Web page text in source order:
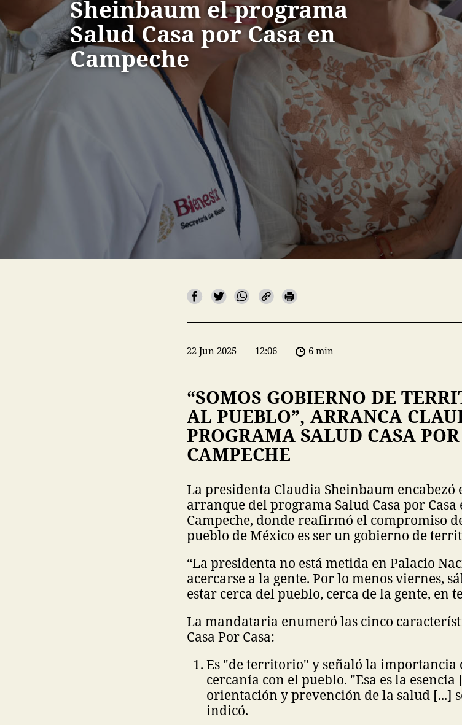
Sheinbaum el programa
Salud Casa por Casa en
Campeche
22 Jun 2025 12:06 6 min
“SOMOS GOBIERNO DE
AL PUEBLO”, ARRANCA
PROGRAMA SALUD CASA
CAMPECHE
La presidenta Claudia Sheinbaum encabezó
arranque del programa Salud Casa por
Campeche, donde reafirmó el compromiso
pueblo de México es ser un gobierno de
“La presidenta no está metida en Palacio
acercarse a la gente. Por lo menos viernes,
estar cerca del pueblo, cerca de la gente, en
La mandataria enumeró las cinco
Casa Por Casa:
Es "de territorio" y señaló la importancia
cercanía con el pueblo. "Esa es la
orientación y prevención de la salud [...]
indicó.